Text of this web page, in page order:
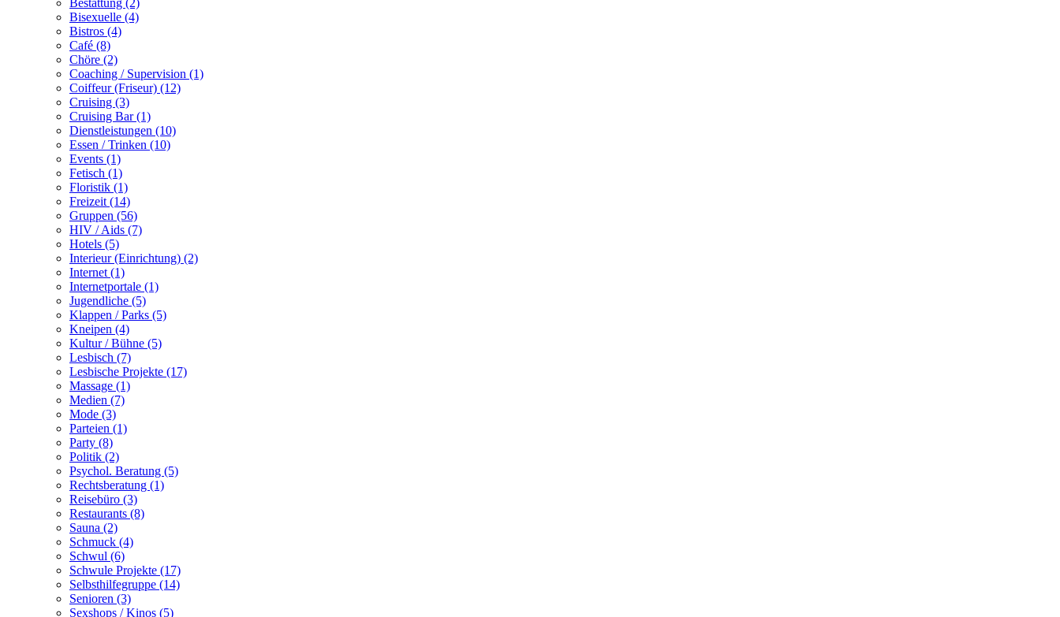
Bestattung (2)
Bisexuelle (4)
Bistros (4)
Café (8)
Chöre (2)
Coaching / Supervision (1)
Coiffeur (Friseur) (12)
Cruising (3)
Cruising Bar (1)
Dienstleistungen (10)
Essen / Trinken (10)
Events (1)
Fetisch (1)
Floristik (1)
Freizeit (14)
Gruppen (56)
HIV / Aids (7)
Hotels (5)
Interieur (Einrichtung) (2)
Internet (1)
Internetportale (1)
Jugendliche (5)
Klappen / Parks (5)
Kneipen (4)
Kultur / Bühne (5)
Lesbisch (7)
Lesbische Projekte (17)
Massage (1)
Medien (7)
Mode (3)
Parteien (1)
Party (8)
Politik (2)
Psychol. Beratung (5)
Rechtsberatung (1)
Reisebüro (3)
Restaurants (8)
Sauna (2)
Schmuck (4)
Schwul (6)
Schwule Projekte (17)
Selbsthilfegruppe (14)
Senioren (3)
Sexshops / Kinos (5)